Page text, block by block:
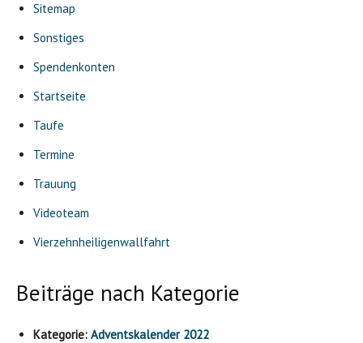
Sitemap
Sonstiges
Spendenkonten
Startseite
Taufe
Termine
Trauung
Videoteam
Vierzehnheiligenwallfahrt
Beiträge nach Kategorie
Kategorie: Adventskalender 2022